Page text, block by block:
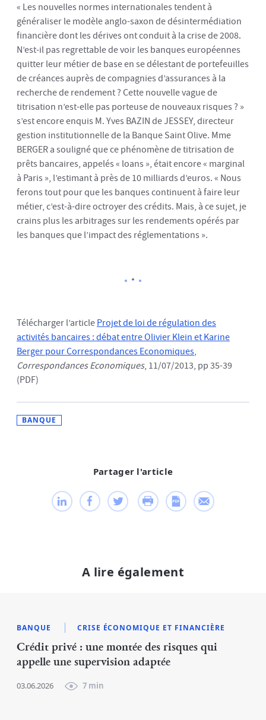
Partager l'article
« Les nouvelles normes internationales tendent à
généraliser le modèle anglo-saxon de désintermédiation
financière dont les dérives ont conduit à la crise de 2008.
N’est-il pas regrettable de voir les banques européennes
quitter leur métier de base en se délestant de portefeuilles
de créances auprès de compagnies d’assurances à la
recherche de rendement ? Cette nouvelle vague de
titrisation n’est-elle pas porteuse de nouveaux risques ? »
s’est encore enquis M. Yves BAZIN de JESSEY, directeur
gestion institutionnelle de la Banque Saint Olive. Mme
BERGER a souligné que ce phénomène de titrisation de
prêts bancaires, appelés « loans », était encore « marginal
à Paris », l’estimant à près de 10 milliards d’euros. « Nous
ferons tout pour que les banques continuent à faire leur
métier, c’est-à-dire octroyer des crédits. Mais, à ce sujet, je
crains plus les arbitrages sur les rendements opérés par
les banques que l’impact des réglementations ».
Télécharger l’articleProjet de loi de régulation des
activités bancaires : débat entre Olivier Klein et Karine
Berger pour Correspondances Economiques,
Correspondances Economiques, 11/07/2013, pp 35-39
(PDF)
BANQUE
A lire également
BANQUE CRISE ÉCONOMIQUE ET FINANCIÈRE
Crédit privé : une montée des risques qui
appelle une supervision adaptée
03.06.2026 7 min